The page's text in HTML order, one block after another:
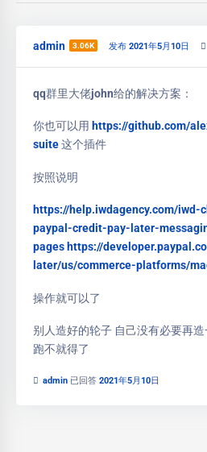
admin 3.06K 发布 2021年5月10日
qq群里大佬john给的解决方案：
你也可以用 https://github.com/
suite这个插件
按照说明
https://help.iwdagency.com/iwd-
paypal-credit-pay-later-
pages https://
later/us/commerce-platforms/
操作就可以了
别人造好的轮子 自己没有必要再
跑不就得了
admin 已回答 2021年5月10日